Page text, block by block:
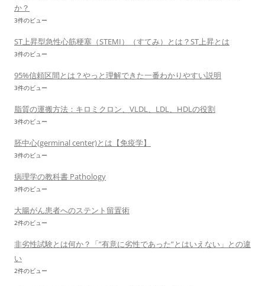
か？
3件のビュー
ST上昇型急性心筋梗塞（STEMI）（すてみ）とは？ST上昇とは
3件のビュー
95%信頼区間とは？やっと理解できた一番わかりやすい説明
3件のビュー
脂質の運搬方法：キロミクロン、VLDL、LDL、HDLの役割
3件のビュー
胚中心(germinal center)とは【免疫学】
3件のビュー
病理学の教科書 Pathology
3件のビュー
大腸がん患者へのステント留置術
2件のビュー
非劣性試験とは何か？「”有意に劣性であった”とはいえない」との違
い
2件のビュー